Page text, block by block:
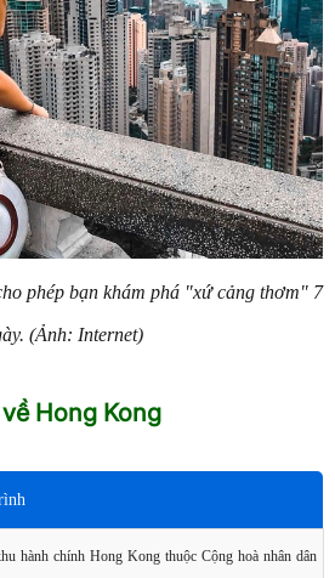
phép bạn khám phá "xứ cảng thơm" 7
(Ảnh: Internet)
Hong Kong
hành chính Hong Kong thuộc Cộng hoà nhân dân